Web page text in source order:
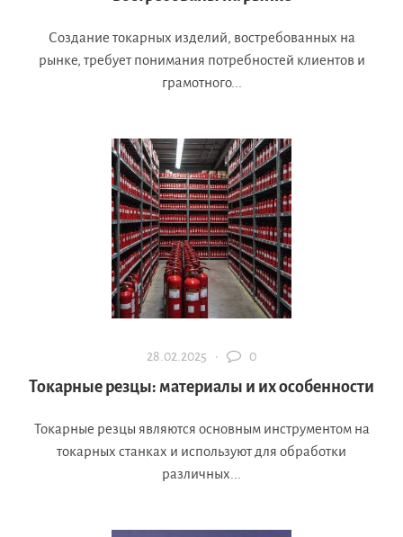
Создание токарных изделий, востребованных на
рынке, требует понимания потребностей клиентов и
грамотного...
28.02.2025 · 0
Токарные резцы: материалы и их особенности
Токарные резцы являются основным инструментом на
токарных станках и используют для обработки
различных...